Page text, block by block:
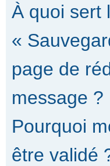
À quoi sert
«
page de
message ?
Pourquoi
être validé